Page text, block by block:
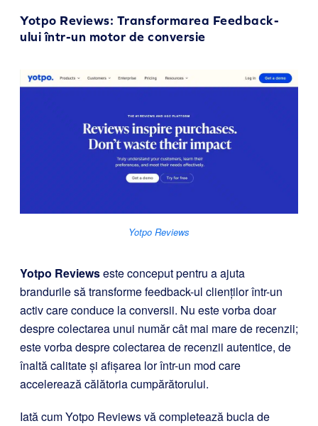
Yotpo Reviews: Transformarea Feedback-
ului într-un motor de conversie
Yotpo Reviews
Yotpo Reviewseste conceput pentru a ajuta
brandurile să transforme feedback-ul clienților într-un
activ care conduce la conversii. Nu este vorba doar
despre colectarea unui număr cât mai mare de recenzii;
este vorba despre colectarea de recenzii autentice, de
înaltă calitate și afișarea lor într-un mod care
accelerează călătoria cumpărătorului.
Iată cum Yotpo Reviews vă completează bucla de